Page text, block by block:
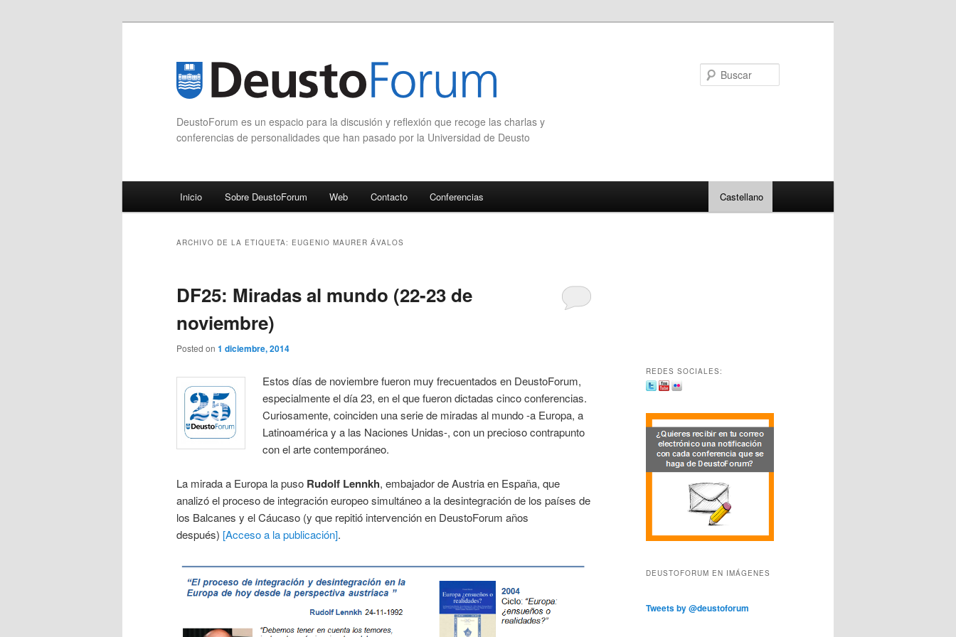
DeustoForum es un espacio para la discusión y reflexión que recoge las charlas y
conferencias de personalidades que han pasado por la Universidad de Deusto
Ir al contenido principal
Ir al contenido secundario
Inicio Sobre DeustoForum Web Contacto Conferencias Castellano
ARCHIVO DE LA ETIQUETA: EUGENIO MAURER ÁVALOS
DF25: Miradas al mundo (22-23 de
noviembre)
Posted on 1 diciembre, 2014
Estos días de noviembre fueron muy frecuentados en DeustoForum,
especialmente el día 23, en el que fueron dictadas cinco conferencias.
Curiosamente, coinciden una serie de miradas al mundo -a Europa, a
Latinoamérica y a las Naciones Unidas-, con un precioso contrapunto
con el arte contemporáneo.
La mirada a Europa la puso Rudolf Lennkh, embajador de Austria en España, que
analizó el proceso de integración europeo simultáneo a la desintegración de los países de
los Balcanes y el Cáucaso (y que repitió intervención en DeustoForum años
después) [Acceso a la publicación].
REDES SOCIALES:
DEUSTOFORUM EN IMÁGENES
Tweets by @deustoforum